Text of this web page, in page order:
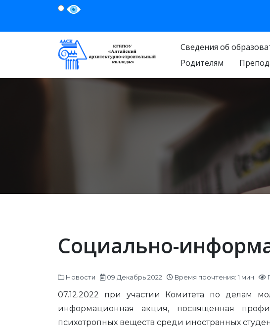
Сведения об
Родителям
Социально-
Новости 09 Декабрь 2022 Время прочтения: 1 мин
07.12.2022 при участии Комитета по делам
информационная акция, посвященная
психотропных веществ среди иностранных